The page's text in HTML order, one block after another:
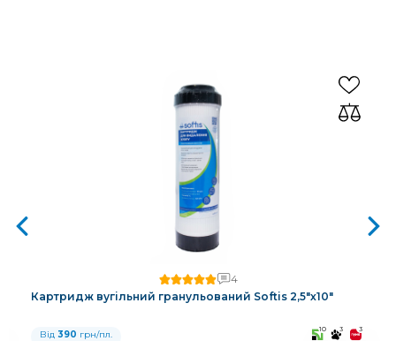
4
Картридж вугільний гранульований Softis 2,5"х10"
Від 390 грн/пл. 10 3 3